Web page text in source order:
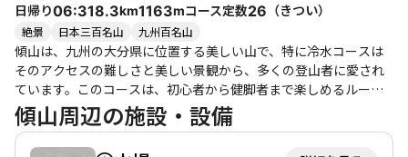
日帰り06:318.3km1163mコース定数26 （きつい）
絶景 日本三百名山 九州百名山
傾山は、九州の大分県に位置する美しい山で、特に冷水コースは
そのアクセスの難しさと美しい景観から、多くの登山者に愛され
ています。このコースは、初心者から健脚者まで楽しめるルート
ですが、悪路のため四駆の車が推奨されます。登山口までの道の
りは、石や岩がゴロゴロしており、注意が必要です。 登山は、冷
水登山口から始まり、最初は穏やかな道が続きますが、すぐに急
傾山周辺の施設・設備